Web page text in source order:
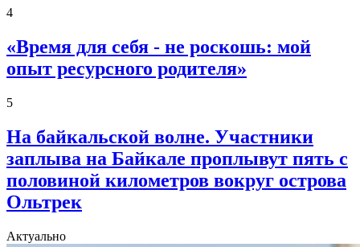
4
«Время для себя - не роскошь: мой
опыт ресурсного родителя»
5
На байкальской волне. Участники
заплыва на Байкале проплывут пять с
половиной километров вокруг острова
Ольтрек
Актуально